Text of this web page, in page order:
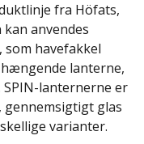
fra Höfats,
anvendes
som havefakkel
lanterne,
SPIN-lanternerne er
glas
varianter.